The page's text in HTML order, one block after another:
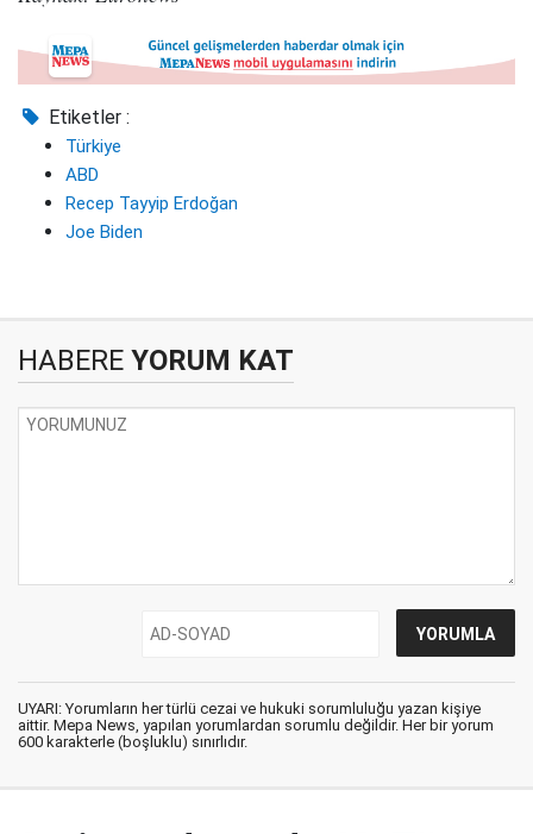
Etiketler :
Türkiye
ABD
Recep Tayyip Erdoğan
Joe Biden
HABERE YORUM KAT
UYARI: Yorumların her türlü cezai ve hukuki sorumluluğu yazan kişiye
aittir. Mepa News, yapılan yorumlardan sorumlu değildir. Her bir yorum
600 karakterle (boşluklu) sınırlıdır.